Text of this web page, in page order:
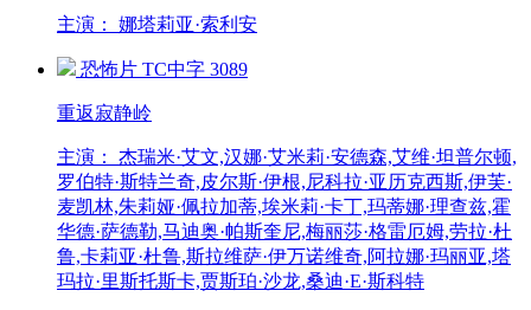
主演： 娜塔莉亚·索利安
恐怖片 TC中字 3089
重返寂静岭
主演： 杰瑞米·艾文,汉娜·艾米莉·安德森,艾维·坦普尔顿,
罗伯特·斯特兰奇,皮尔斯·伊根,尼科拉·亚历克西斯,伊芙·
麦凯林,朱莉娅·佩拉加蒂,埃米莉·卡丁,玛蒂娜·理查兹,霍
华德·萨德勒,马迪奥·帕斯奎尼,梅丽莎·格雷厄姆,劳拉·杜
鲁,卡莉亚·杜鲁,斯拉维萨·伊万诺维奇,阿拉娜·玛丽亚,塔
玛拉·里斯托斯卡,贾斯珀·沙龙,桑迪·E·斯科特